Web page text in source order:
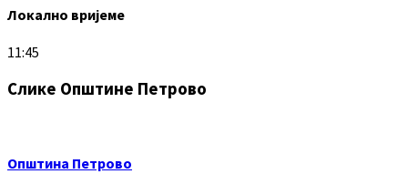
Локално вријеме
11:45
Слике Општине Петрово
Општина Петрово